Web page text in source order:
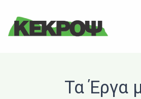
Header Logo
Τα Έργα